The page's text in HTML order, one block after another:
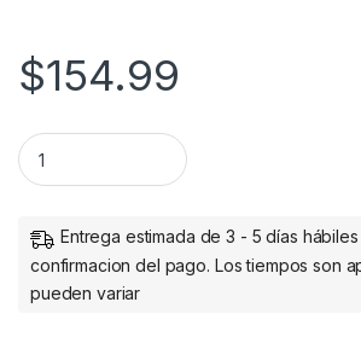
$154.99
Manhattan Cable HDMI Macho - HDMI
Entrega estimada de 3 - 5 días
confirmacion del pago. Los tiempos son
pueden variar